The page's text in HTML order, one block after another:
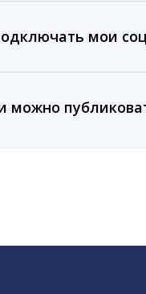
Блогер. Примои
лицам.
можно